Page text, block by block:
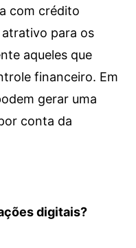
com crédito
para os
aqueles que
financeiro. Em
gerar uma
conta da
digitais?